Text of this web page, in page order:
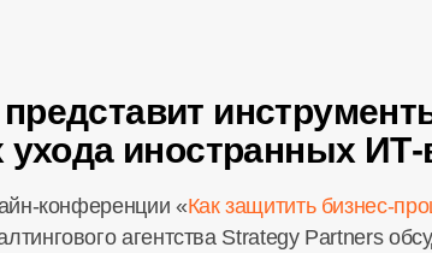
представит
ухода иностранных
конференции «Как защитить бизнес-
агентства Strategy Partners